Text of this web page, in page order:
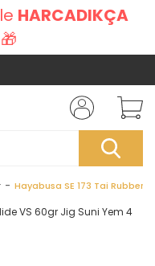
HARCADIKÇA
🎁
Hayabusa SE 173 Tai Rubber